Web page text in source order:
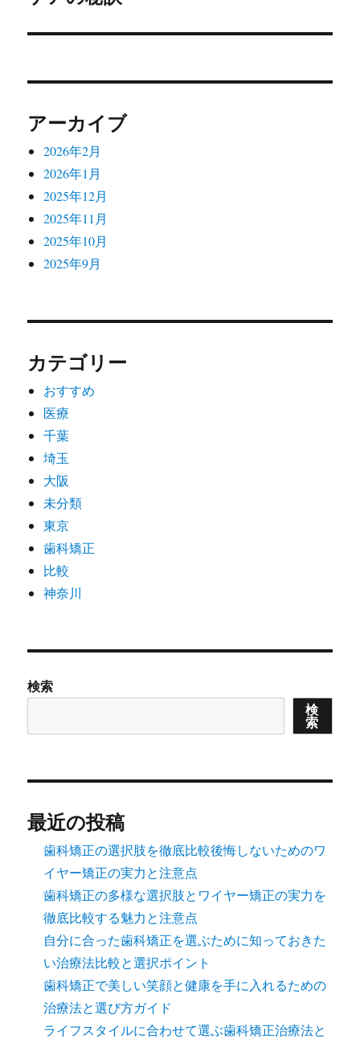
アーカイブ
2026年2月
2026年1月
2025年12月
2025年11月
2025年10月
2025年9月
カテゴリー
おすすめ
医療
千葉
埼玉
大阪
未分類
東京
歯科矯正
比較
神奈川
検索
検
索
最近の投稿
歯科矯正の選択肢を徹底比較後悔しないためのワ
イヤー矯正の実力と注意点
歯科矯正の多様な選択肢とワイヤー矯正の実力を
徹底比較する魅力と注意点
自分に合った歯科矯正を選ぶために知っておきた
い治療法比較と選択ポイント
歯科矯正で美しい笑顔と健康を手に入れるための
治療法と選び方ガイド
ライフスタイルに合わせて選ぶ歯科矯正治療法と